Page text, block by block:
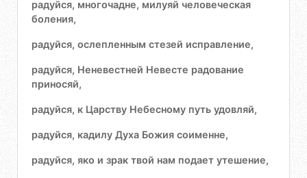
радуйся, многочадне, милуяй человеческая
боления,
радуйся, ослепленным стезей исправление,
радуйся, Неневестней Невесте радование
приносяй,
радуйся, к Царству Небесному путь удовляй,
радуйся, кадилу Духа Божия соименне,
радуйся, яко и зрак твой нам подает утешение,